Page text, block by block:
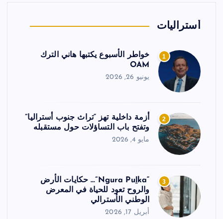
أستراليات
1
خواطر الأسبوع يكتبها هاني الترك
OAM
يونيو 26, 2026
2
أزمة داخلية تهز “تراث جنوب أستراليا”
وتفتح باب التساؤلات حول مستقبله
مايو 4, 2026
3
“Ngura Puḻka”… حكايات الأرض
والروح تعود للحياة في المعرض
الوطني الأسترالي
أبريل 17, 2026